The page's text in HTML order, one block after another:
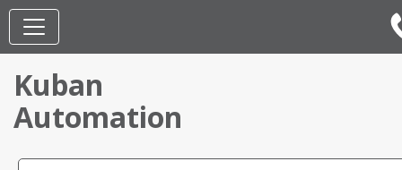
Kuban
Automation